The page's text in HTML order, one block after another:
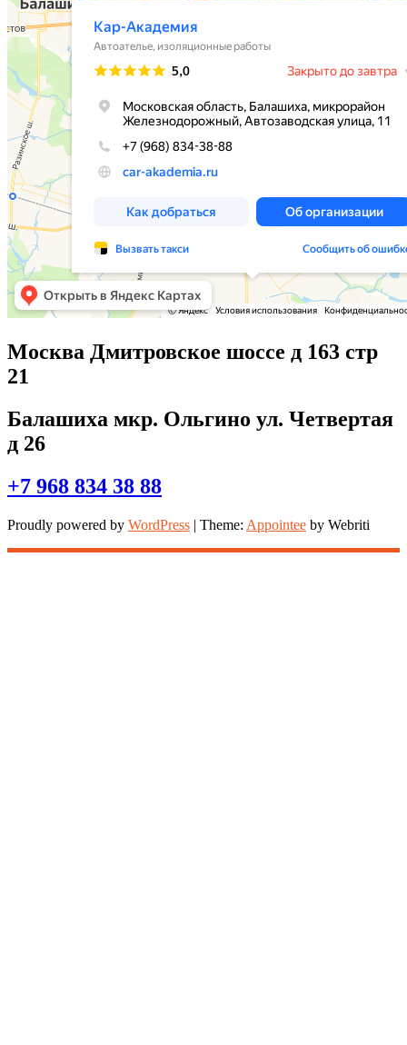
Москва Дмитровское шоссе д 163 стр
21
Балашиха мкр. Ольгино ул. Четвертая
д 26
+7 968 834 38 88
Proudly powered by WordPress | Theme: Appointee by Webriti